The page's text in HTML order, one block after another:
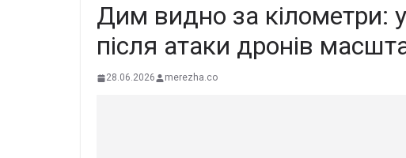
Дим видно за кілометри:
після атаки дронів
28.06.2026 merezha.co